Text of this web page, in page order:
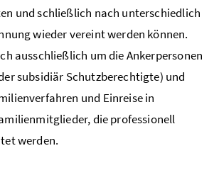
und schließlich nach unterschiedlich
wieder vereint werden können.
ausschließlich um die Ankerpersonen
subsidiär Schutzberechtigte) und
und Einreise in
die professionell
werden.